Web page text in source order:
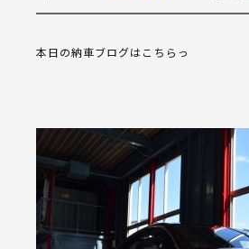
本日の納車ブログはこちらっ